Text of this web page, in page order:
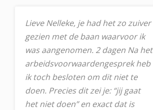
Lieve Nelleke, je had het zo zuiver
gezien met de baan waarvoor ik
was aangenomen. 2 dagen Na het
arbeidsvoorwaardengesprek heb
ik toch besloten om dit niet te
doen. Precies dit zei je: “jij gaat
het niet doen” en exact dat is